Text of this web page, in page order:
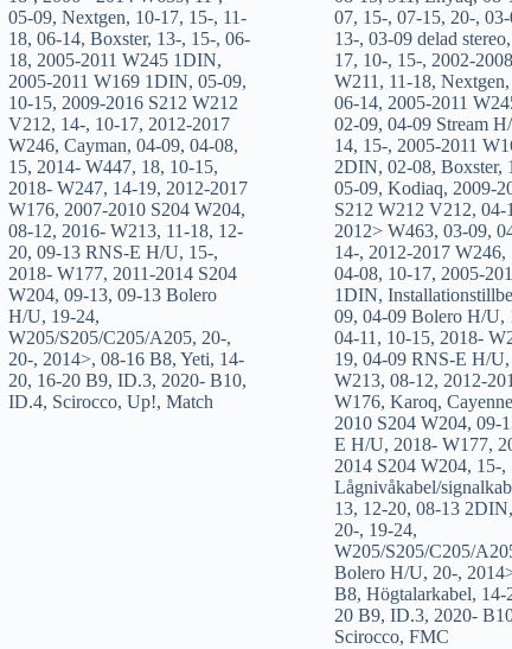
05-09, Nextgen, 10-17, 15-, 11-
18, 06-14, Boxster, 13-, 15-, 06-
18, 2005-2011 W245 1DIN,
2005-2011 W169 1DIN, 05-09,
10-15, 2009-2016 S212 W212
V212, 14-, 10-17, 2012-2017
W246, Cayman, 04-09, 04-08,
15, 2014- W447, 18, 10-15,
2018- W247, 14-19, 2012-2017
W176, 2007-2010 S204 W204,
08-12, 2016- W213, 11-18, 12-
20, 09-13 RNS-E H/U, 15-,
2018- W177, 2011-2014 S204
W204, 09-13, 09-13 Bolero
H/U, 19-24,
W205/S205/C205/A205, 20-,
20-, 2014>, 08-16 B8, Yeti, 14-
20, 16-20 B9, ID.3, 2020- B10,
ID.4, Scirocco, Up!, Match
07, 15-, 07-15, 20-,
13-, 03-09 delad stereo,
17, 10-, 15-, 2002-
W211 , 11-18, Nextgen,
06-14, 2005-2011
02-09, 04-09 Stream
14, 15-, 2005-2011
2DIN, 02-08, Boxster,
05-09, Kodiaq, 2009-
S212 W212 V212, 04-
2012> W463, 03-09,
14-, 2012-2017 W246,
04-08, 10-17, 2005-
1DIN,
09, 04-09 Bolero H/U,
04-11 , 10-15, 2018-
19, 04-09 RNS-E H/U,
W213, 08-12, 2012-
W176, Karoq, Cayenne
2010 S204 W204, 09-
E H/U, 2018- W177,
2014 S204 W204, 15-,
Lågnivåkabel/
13, 12-20, 08-13 2DIN,
20-, 19-24,
W205/S205/C205/
Bolero H/U, 20-,
B8, Högtalarkabel, 14-
20 B9, ID.3, 2020-
Scirocco, FMC